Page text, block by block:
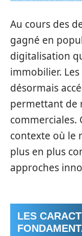
Au cours des
gagné en
digitalisation
immobilier.
désormais
permettant de
commerciales.
contexte où le
plus en plus
approches
LES